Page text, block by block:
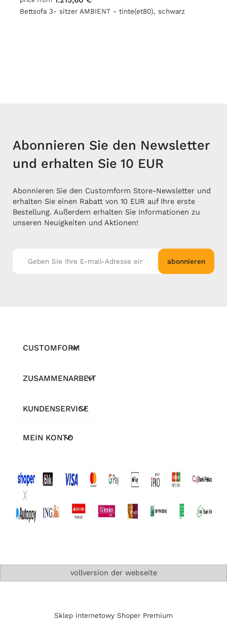
Bettsofa 3- sitzer AMBIENT - tinte(et80), schwarz
Abonnieren Sie den Newsletter
und erhalten Sie 10 EUR
Abonnieren Sie den Customform Store-Newsletter und
erhalten Sie einen Rabatt von 10 EUR auf Ihre erste
Bestellung. Außerdem erhalten Sie Informationen zu
unseren Neuigkeiten und Aktionen!
abonnieren
CUSTOMFORM
ZUSAMMENARBEIT
KUNDENSERVICE
MEIN KONTO
vollversion der webseite
Sklep internetowy Shoper Premium